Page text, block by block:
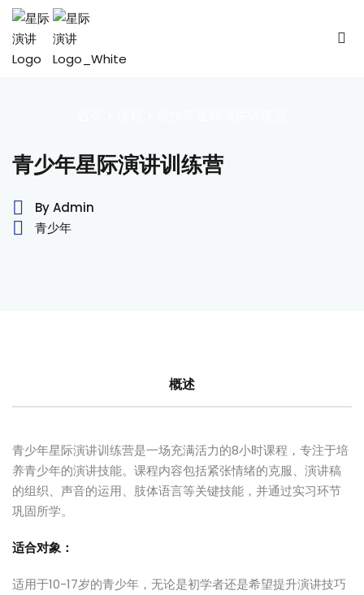
青少年星际演讲训练营
By Admin
青少年
概述
青少年星际演讲训练营是一场充满活力的8小时课程，专注于培
养青少年的演讲技能。课程内容包括紧张情绪的克服、演讲稿
的组织、声音的运用、肢体语言等关键技能，并通过实习环节
巩固所学。
适合对象：
适用于10-17岁的青少年，无论是初学者还是希望提升演讲技巧
Sign up
Already have an account?Sign in